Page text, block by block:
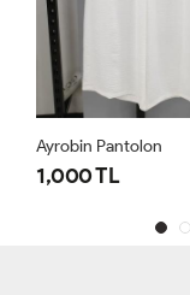
Ayrobin Pantolon
1,000 TL